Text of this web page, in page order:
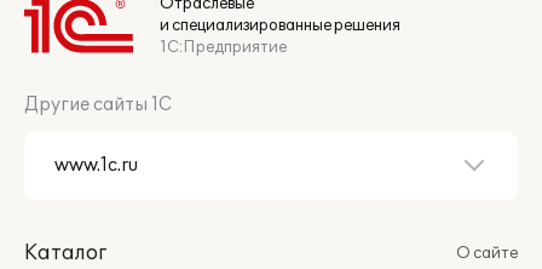
и специализированные решения
1С:Предприятие
Другие сайты 1С
Каталог
О сайте